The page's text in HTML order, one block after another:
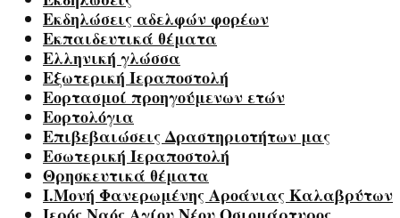
Εκδηλώσεις αδελφών φορέων
Εκπαιδευτικά θέματα
Ελληνική γλώσσα
Εξωτερική Ιεραποστολή
Εορτασμοί προηγούμενων ετών
Εορτολόγια
Επιβεβαιώσεις Δραστηριοτήτων μας
Εσωτερική Ιεραποστολή
Θρησκευτικά θέματα
Ι.Μονή Φανερωμένης Αροάνιας Καλαβρύτων